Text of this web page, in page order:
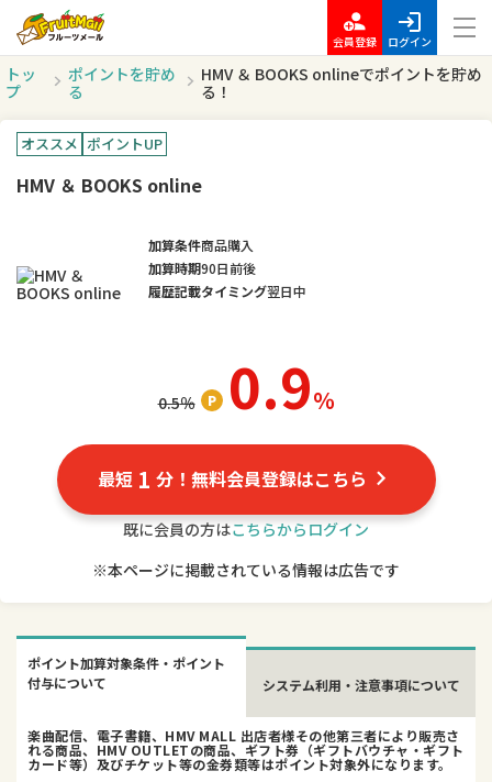
会員登録 ログイン
トッ
プ
ポイントを貯め
る
HMV ＆ BOOKS onlineでポイントを貯め
る！
オススメ ポイントUP
HMV ＆ BOOKS online
0.5％ 0.9％
加算条件商品購入
加算時期90日前後
履歴記載タイミング翌日中
最短 1 分！無料会員登録はこちら
既に会員の方はこちらからログイン
※本ページに掲載されている情報は広告です
ポイント加算対象条件・ポイント
付与について
システム利用・注意事項について
楽曲配信、電子書籍、HMV MALL 出店者様その他第三者により販売さ
れる商品、HMV OUTLETの商品、ギフト券（ギフトバウチャ・ギフト
カード等）及びチケット等の金券類等はポイント対象外になります。